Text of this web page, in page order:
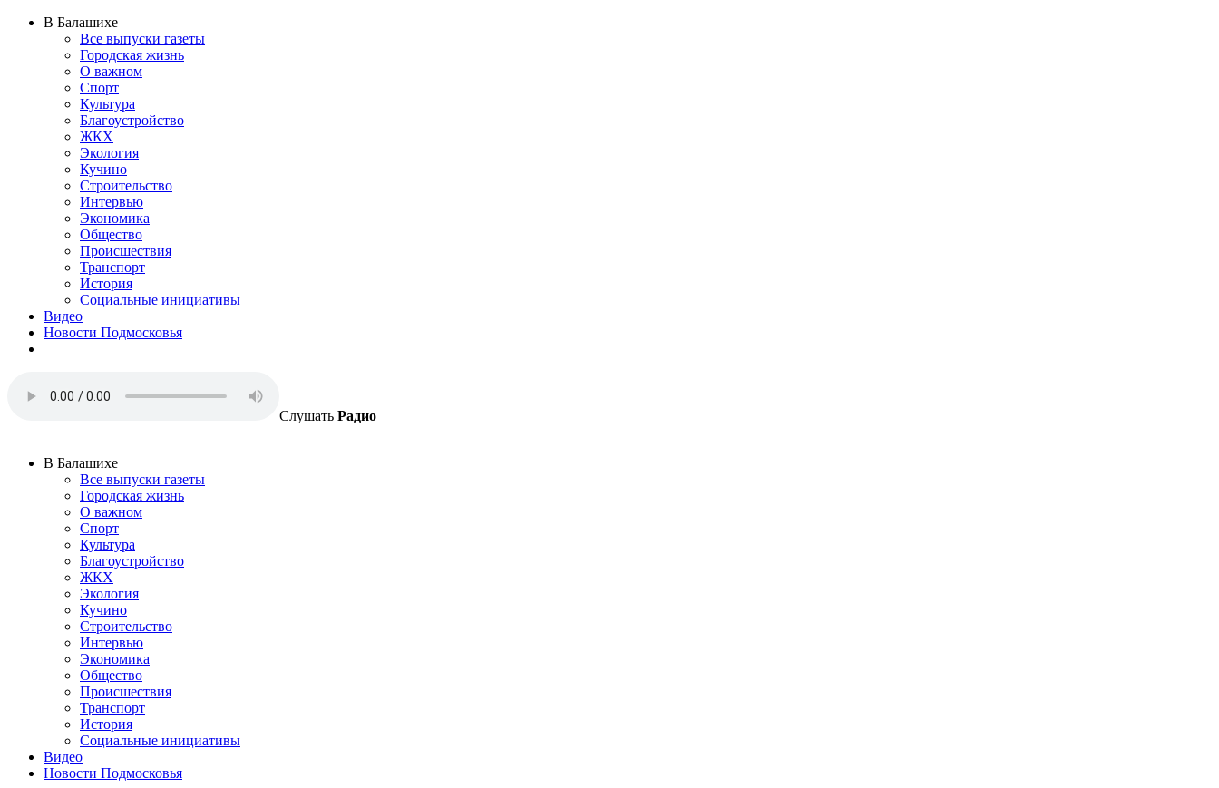
В Балашихе
Все выпуски газеты
Городская жизнь
О важном
Спорт
Культура
Благоустройство
ЖКХ
Экология
Кучино
Строительство
Интервью
Экономика
Общество
Происшествия
Транспорт
История
Социальные инициативы
Видео
Новости Подмосковья
Слушать Радио
В Балашихе
Все выпуски газеты
Городская жизнь
О важном
Спорт
Культура
Благоустройство
ЖКХ
Экология
Кучино
Строительство
Интервью
Экономика
Общество
Происшествия
Транспорт
История
Социальные инициативы
Видео
Новости Подмосковья